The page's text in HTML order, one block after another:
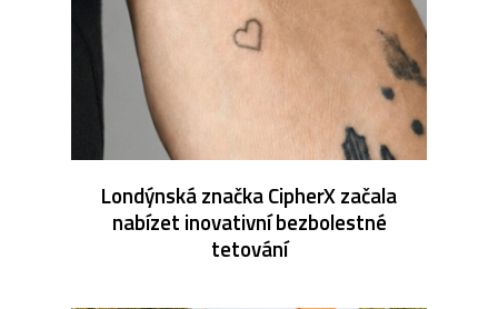
Londýnská značka CipherX začala
nabízet inovativní bezbolestné
tetování